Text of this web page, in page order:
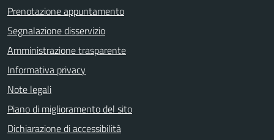
Prenotazione appuntamento
Segnalazione disservizio
Amministrazione trasparente
Informativa privacy
Note legali
Piano di miglioramento del sito
Dichiarazione di accessibilità